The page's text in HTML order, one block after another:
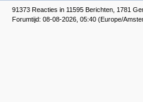
91373 Reacties in 11595 Berichten, 1781
Forumtijd: 08-08-2026, 05:40 (Europe/